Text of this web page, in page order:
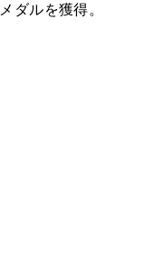
ダルを獲得。